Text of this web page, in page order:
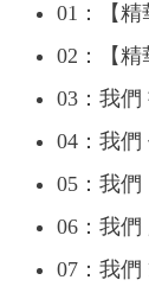
01：【
02：【
03：我們
04：我們
05：我們
06：我們
07：我們